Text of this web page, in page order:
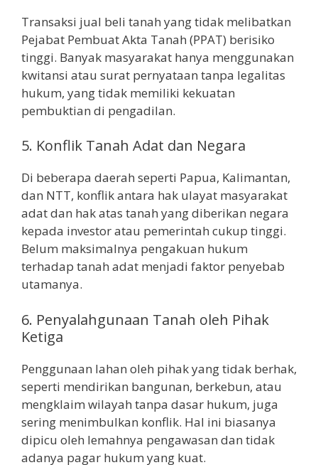
Transaksi jual beli tanah yang tidak melibatkan
Pejabat Pembuat Akta Tanah (PPAT) berisiko
tinggi. Banyak masyarakat hanya menggunakan
kwitansi atau surat pernyataan tanpa legalitas
hukum, yang tidak memiliki kekuatan
pembuktian di pengadilan.
5. Konflik Tanah Adat dan Negara
Di beberapa daerah seperti Papua, Kalimantan,
dan NTT, konflik antara hak ulayat masyarakat
adat dan hak atas tanah yang diberikan negara
kepada investor atau pemerintah cukup tinggi.
Belum maksimalnya pengakuan hukum
terhadap tanah adat menjadi faktor penyebab
utamanya.
6. Penyalahgunaan Tanah oleh Pihak
Ketiga
Penggunaan lahan oleh pihak yang tidak berhak,
seperti mendirikan bangunan, berkebun, atau
mengklaim wilayah tanpa dasar hukum, juga
sering menimbulkan konflik. Hal ini biasanya
dipicu oleh lemahnya pengawasan dan tidak
adanya pagar hukum yang kuat.